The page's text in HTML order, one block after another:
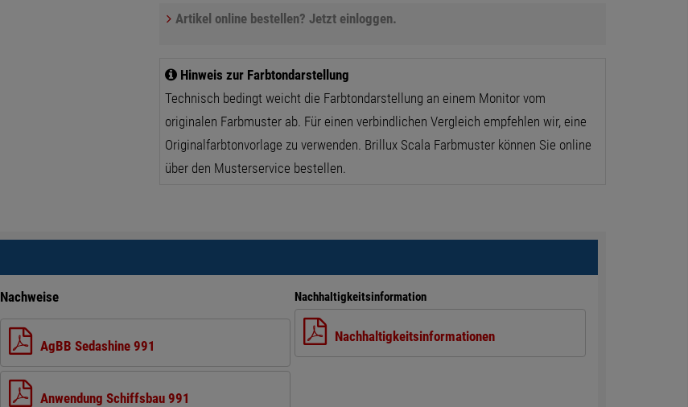
Artikel online bestellen? Jetzt einloggen.
Hinweis zur Farbtondarstellung
Technisch bedingt weicht die Farbtondarstellung an einem Monitor vom
originalen Farbmuster ab. Für einen verbindlichen Vergleich empfehlen wir, eine
Originalfarbtonvorlage zu verwenden. Brillux Scala Farbmuster können Sie online
über den Musterservice bestellen.
Nachweise
AgBB Sedashine 991
Anwendung Schiffsbau 991
Nachhaltigkeitsinformation
Nachhaltigkeitsinformationen